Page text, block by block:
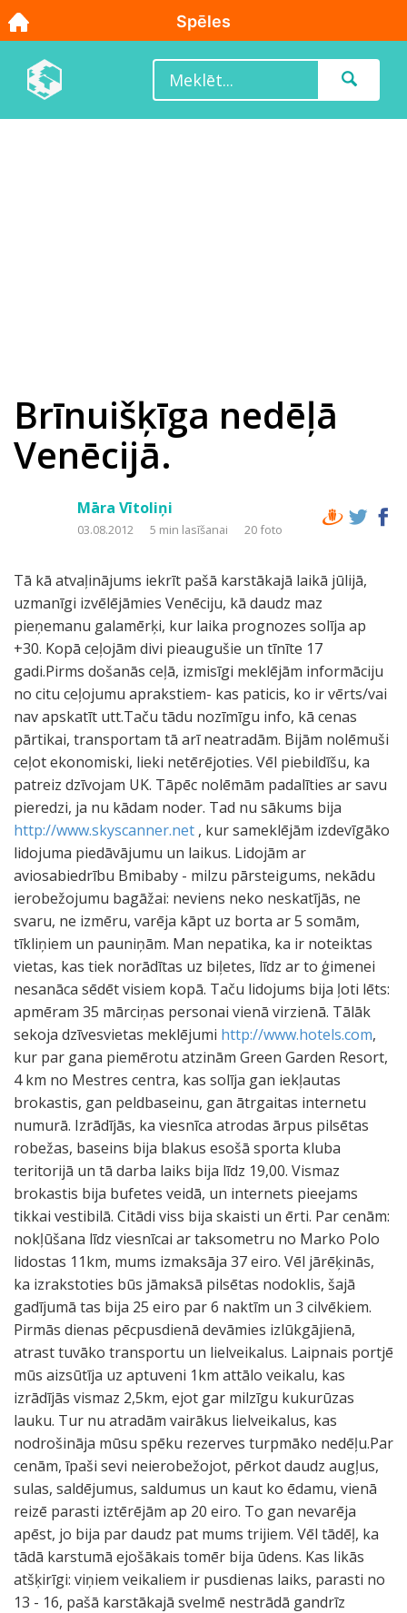
Brīnuišķīga nedēļā
Venēcijā.
Māra Vītoliņi
03.08.2012 5 min lasīšanai 20 foto
Tā kā atvaļinājums iekrīt pašā karstākajā laikā jūlijā,
uzmanīgi izvēlējāmies Venēciju, kā daudz maz
pieņemanu galamērķi, kur laika prognozes solīja ap
+30. Kopā ceļojām divi pieaugušie un tīnīte 17
gadi.Pirms došanās ceļā, izmisīgi meklējām informāciju
no citu ceļojumu aprakstiem- kas paticis, ko ir vērts/vai
nav apskatīt utt.Taču tādu nozīmīgu info, kā cenas
pārtikai, transportam tā arī neatradām. Bijām nolēmuši
ceļot ekonomiski, lieki netērējoties. Vēl piebildīšu, ka
patreiz dzīvojam UK. Tāpēc nolēmām padalīties ar savu
pieredzi, ja nu kādam noder. Tad nu sākums bija
http://www.skyscanner.net , kur sameklējām izdevīgāko
lidojuma piedāvājumu un laikus. Lidojām ar
aviosabiedrību Bmibaby - milzu pārsteigums, nekādu
ierobežojumu bagāžai: neviens neko neskatījās, ne
svaru, ne izmēru, varēja kāpt uz borta ar 5 somām,
tīkliņiem un pauniņām. Man nepatika, ka ir noteiktas
vietas, kas tiek norādītas uz biļetes, līdz ar to ģimenei
nesanāca sēdēt visiem kopā. Taču lidojums bija ļoti lēts:
apmēram 35 mārciņas personai vienā virzienā. Tālāk
sekoja dzīvesvietas meklējumi http://www.hotels.com,
kur par gana piemērotu atzinām Green Garden Resort,
4 km no Mestres centra, kas solīja gan iekļautas
brokastis, gan peldbaseinu, gan ātrgaitas internetu
numurā. Izrādījās, ka viesnīca atrodas ārpus pilsētas
robežas, baseins bija blakus esošā sporta kluba
teritorijā un tā darba laiks bija līdz 19,00. Vismaz
brokastis bija bufetes veidā, un internets pieejams
tikkai vestibilā. Citādi viss bija skaisti un ērti. Par cenām:
nokļūšana līdz viesnīcai ar taksometru no Marko Polo
lidostas 11km, mums izmaksāja 37 eiro. Vēl jārēķinās,
ka izrakstoties būs jāmaksā pilsētas nodoklis, šajā
gadījumā tas bija 25 eiro par 6 naktīm un 3 cilvēkiem.
Pirmās dienas pēcpusdienā devāmies izlūkgājienā,
atrast tuvāko transportu un lielveikalus. Laipnais portjē
mūs aizsūtīja uz aptuveni 1km attālo veikalu, kas
izrādījās vismaz 2,5km, ejot gar milzīgu kukurūzas
lauku. Tur nu atradām vairākus lielveikalus, kas
nodrošināja mūsu spēku rezerves turpmāko nedēļu.Par
cenām, īpaši sevi neierobežojot, pērkot daudz augļus,
sulas, saldējumus, saldumus un kaut ko ēdamu, vienā
reizē parasti iztērējām ap 20 eiro. To gan nevarēja
apēst, jo bija par daudz pat mums trijiem. Vēl tādēļ, ka
tādā karstumā ejošākais tomēr bija ūdens. Kas likās
atšķirīgi: viņiem veikaliem ir pusdienas laiks, parasti no
13 - 16, pašā karstākajā svelmē nestrādā gandrīz